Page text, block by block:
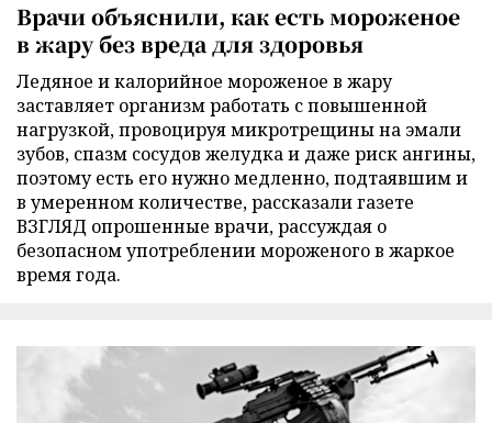
Врачи объяснили, как есть мороженое
в жару без вреда для здоровья
Ледяное и калорийное мороженое в жару
заставляет организм работать с повышенной
нагрузкой, провоцируя микротрещины на эмали
зубов, спазм сосудов желудка и даже риск ангины,
поэтому есть его нужно медленно, подтаявшим и
в умеренном количестве, рассказали газете
ВЗГЛЯД опрошенные врачи, рассуждая о
безопасном употреблении мороженого в жаркое
время года.